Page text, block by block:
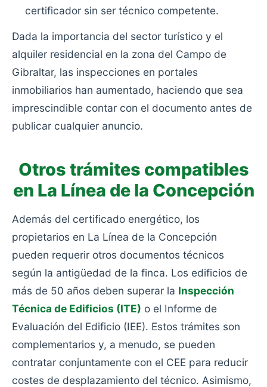
certificador sin ser técnico competente.
Dada la importancia del sector turístico y el
alquiler residencial en la zona del Campo de
Gibraltar, las inspecciones en portales
inmobiliarios han aumentado, haciendo que sea
imprescindible contar con el documento antes de
publicar cualquier anuncio.
Otros trámites compatibles
en La Línea de la Concepción
Además del certificado energético, los
propietarios en La Línea de la Concepción
pueden requerir otros documentos técnicos
según la antigüedad de la finca. Los edificios de
más de 50 años deben superar la Inspección
Técnica de Edificios (ITE) o el Informe de
Evaluación del Edificio (IEE). Estos trámites son
complementarios y, a menudo, se pueden
contratar conjuntamente con el CEE para reducir
costes de desplazamiento del técnico. Asimismo,